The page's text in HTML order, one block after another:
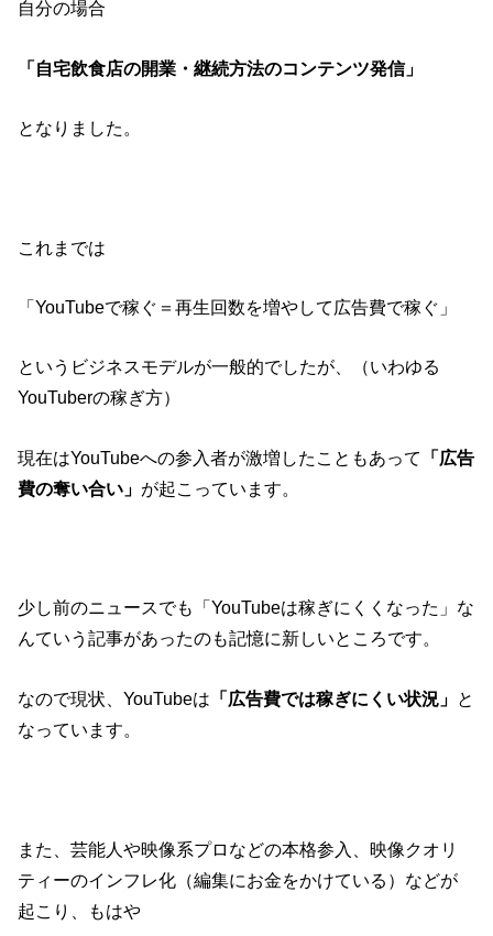
自分の場合
「自宅飲食店の開業・継続方法のコンテンツ発信」
となりました。
これまでは
「YouTubeで稼ぐ＝再生回数を増やして広告費で稼ぐ」
というビジネスモデルが一般的でしたが、（いわゆる
YouTuberの稼ぎ方）
現在はYouTubeへの参入者が激増したこともあって
「広告
費の奪い合い」 が起こっています。
少し前のニュースでも「YouTubeは稼ぎにくくなった」な
んていう記事があったのも記憶に新しいところです。
なので現状、YouTubeは 「広告費では稼ぎにくい状況」 と
なっています。
また、芸能人や映像系プロなどの本格参入、映像クオリ
ティーのインフレ化（編集にお金をかけている）などが
起こり、もはや